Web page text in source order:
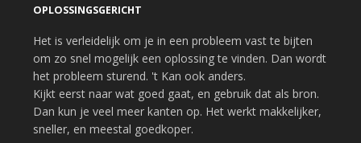
OPLOSSINGSGERICHT
Het is verleidelijk om je in een probleem vast te bijten
om zo snel mogelijk een oplossing te vinden. Dan wordt
het probleem sturend. 't Kan ook anders.
Kijkt eerst naar wat goed gaat, en gebruik dat als bron.
Dan kun je veel meer kanten op. Het werkt makkelijker,
sneller, en meestal goedkoper.